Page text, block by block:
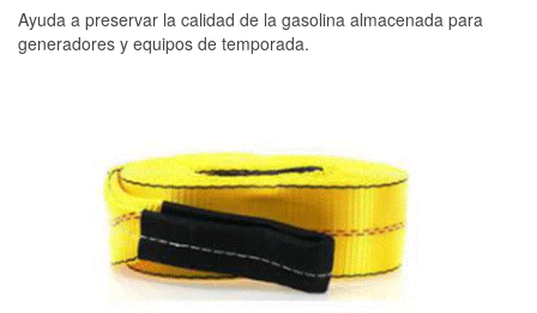
Ayuda a preservar la calidad de la gasolina almacenada para
generadores y equipos de temporada.